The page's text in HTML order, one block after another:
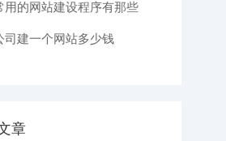
用的网站建设程序有那些
司建一个网站多少钱
章